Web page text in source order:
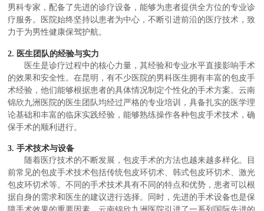
男科专家，配备了先进的诊疗设备，能够为患者提供全方位的专业诊
疗服务。医院始终坚持以患者为中心，不断引进前沿的医疗技术，致
力于为男性健康保驾护航。
2. 医生团队的经验与实力
医生是诊疗过程中的核心力量，其经验和专业水平直接影响手术
的效果和安全性。在昆明，有不少医院的男科医生拥有丰富的包皮手
术经验，他们能够根据患者的具体情况制定个性化的手术方案。云南
锦欣九洲医院的医生团队均经过严格的专业培训，具备扎实的医学理
论基础和丰富的临床实践经验，能够熟练操作各种包皮手术技术，确
保手术的顺利进行。
3. 手术技术与设备
随着医疗技术的不断发展，包皮手术的方法也越来越多样化。目
前常见的包皮手术技术包括传统包皮环切术、韩式包皮环切术、激光
包皮环切术等。不同的手术技术具有不同的特点和优势，患者可以根
据自身的需求和医生的建议进行选择。同时，先进的手术设备也是保